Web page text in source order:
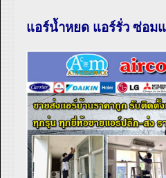
แอร์น้ำหยด แอร์รั่ว ซ่อม